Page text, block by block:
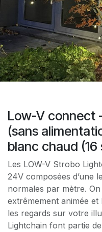
Low-V connect
(sans
blanc chaud
Les LOW-V Strobo
24V composées d’une
normales par mètre.
extrêmement animée
les regards sur votre
Lightchain font partie